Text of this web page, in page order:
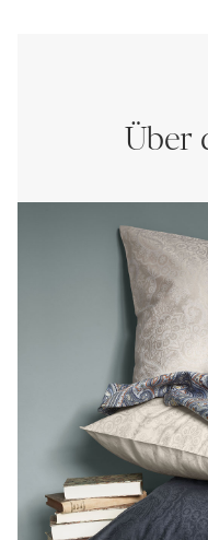
Über